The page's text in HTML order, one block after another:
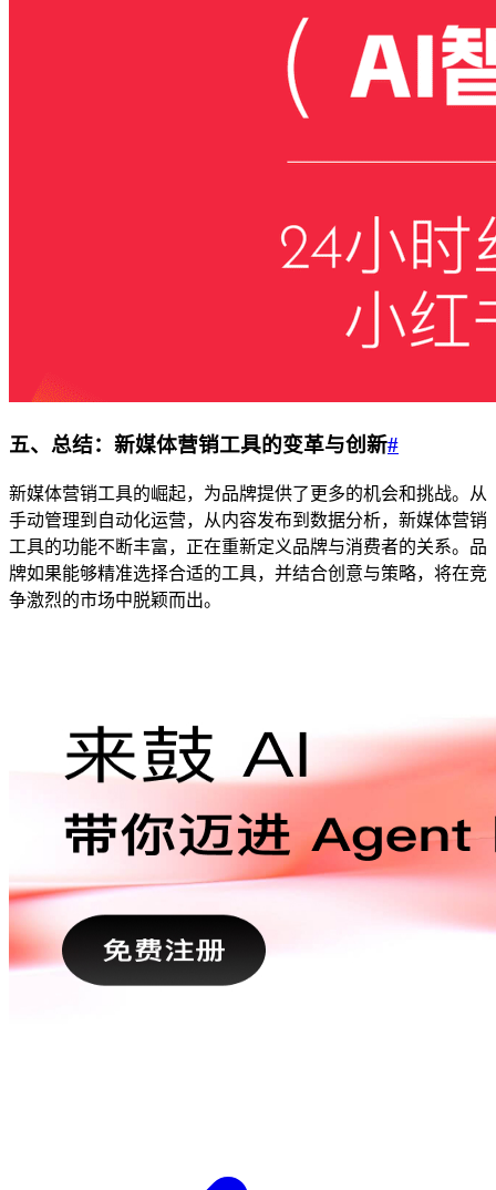
五、总结：新媒体营销工具的变革与创新#
新媒体营销工具的崛起，为品牌提供了更多的机会和挑战。从
手动管理到自动化运营，从内容发布到数据分析，新媒体营销
工具的功能不断丰富，正在重新定义品牌与消费者的关系。品
牌如果能够精准选择合适的工具，并结合创意与策略，将在竞
争激烈的市场中脱颖而出。